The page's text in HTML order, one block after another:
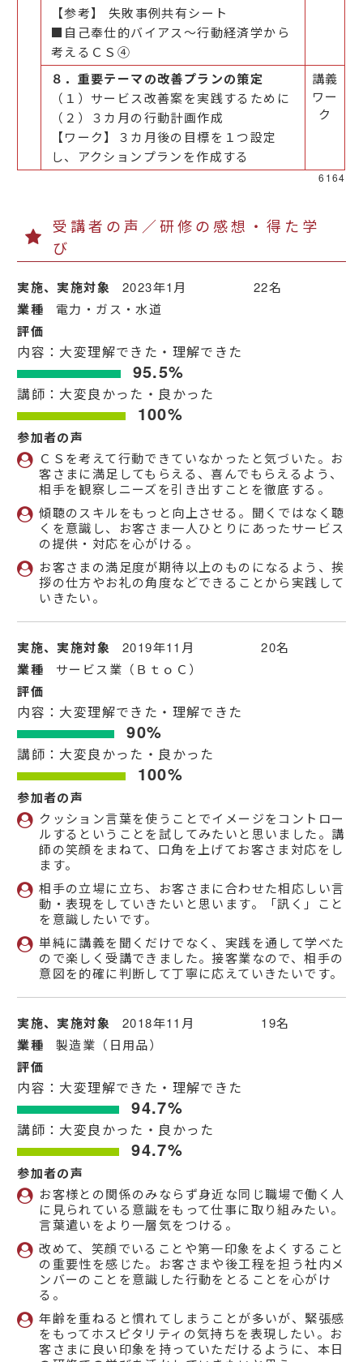
【参考】 失敗事例共有シート
■自己奉仕的バイアス～行動経済学から
考えるＣＳ④
８．重要テーマの改善プランの策定
（１）サービス改善案を実践するために
（２）３カ月の行動計画作成
【ワーク】３カ月後の目標を１つ設定
し、アクションプランを作成する
講義
ワー
ク
6164
受講者の声／研修の感想・得た学
び
実施、実施対象 2023年1月 22名
業種 電力・ガス・水道
評価
内容：大変理解できた・理解できた
95.5%
講師：大変良かった・良かった
100%
参加者の声
ＣＳを考えて行動できていなかったと気づいた。お
客さまに満足してもらえる、喜んでもらえるよう、
相手を観察しニーズを引き出すことを徹底する。
傾聴のスキルをもっと向上させる。聞くではなく聴
くを意識し、お客さま一人ひとりにあったサービス
の提供・対応を心がける。
お客さまの満足度が期待以上のものになるよう、挨
拶の仕方やお礼の角度などできることから実践して
いきたい。
実施、実施対象 2019年11月 20名
業種 サービス業（ＢｔｏＣ）
評価
内容：大変理解できた・理解できた
90%
講師：大変良かった・良かった
100%
参加者の声
クッション言葉を使うことでイメージをコントロー
ルするということを試してみたいと思いました。講
師の笑顔をまねて、口角を上げてお客さま対応をし
ます。
相手の立場に立ち、お客さまに合わせた相応しい言
動・表現をしていきたいと思います。「訊く」こと
を意識したいです。
単純に講義を聞くだけでなく、実践を通して学べた
ので楽しく受講できました。接客業なので、相手の
意図を的確に判断して丁寧に応えていきたいです。
実施、実施対象 2018年11月 19名
業種 製造業（日用品）
評価
内容：大変理解できた・理解できた
94.7%
講師：大変良かった・良かった
94.7%
参加者の声
お客様との関係のみならず身近な同じ職場で働く人
に見られている意識をもって仕事に取り組みたい。
言葉遣いをより一層気をつける。
改めて、笑顔でいることや第一印象をよくすること
の重要性を感じた。お客さまや後工程を担う社内メ
ンバーのことを意識した行動をとることを心がけ
る。
年齢を重ねると慣れてしまうことが多いが、緊張感
をもってホスピタリティの気持ちを表現したい。お
客さまに良い印象を持っていただけるように、本日